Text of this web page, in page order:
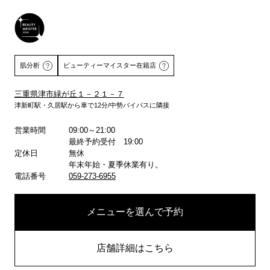
肌分析 ビューティーマイスター在籍店
三重県津市緑が丘１－２１－７
津新町駅・久居駅から車で12分/中勢バイパスに隣接
営業時間
09:00～21:00
最終予約受付 19:00
定休日
無休
年末年始・夏季休業有り。
電話番号
059-273-6955
メニューを選んで予約
店舗詳細はこちら